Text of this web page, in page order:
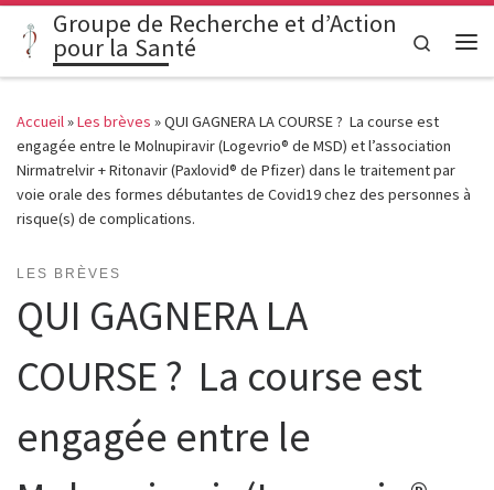
Passer au contenu
Groupe de Recherche et d’Action
pour la Santé
Search
Accueil»Les brèves »QUI GAGNERA LA COURSE ? La course est
engagée entre le Molnupiravir (Logevrio® de MSD) et l’association
Nirmatrelvir + Ritonavir (Paxlovid® de Pfizer) dans le traitement par
voie orale des formes débutantes de Covid19 chez des personnes à
risque(s) de complications.
LES BRÈVES
QUI GAGNERA LA
COURSE ? La course est
engagée entre le